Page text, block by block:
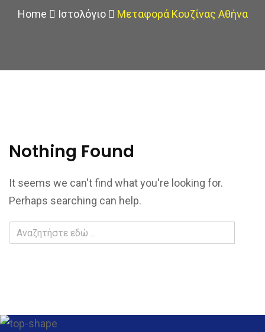
Home Ιστολόγιο Μεταφορά Κουζίνας Αθήνα
Nothing Found
It seems we can't find what you're looking for.
Perhaps searching can help.